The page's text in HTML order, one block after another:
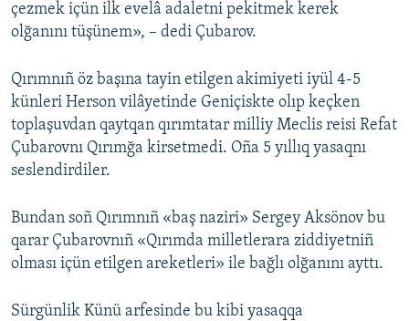
çezmek içün ilk evelâ adaletni pekitmek kerek
olğanını tüşünem», – dedi Çubarov.
Qırımnıñ öz başına tayin etilgen akimiyeti iyül 4-5
künleri Herson vilâyetinde Geniçiskte olıp keçken
toplaşuvdan qaytqan qırımtatar milliy Meclis reisi Refat
Çubarovnı Qırımğa kirsetmedi. Oña 5 yıllıq yasaqnı
seslendirdiler.
Bundan soñ Qırımnıñ «baş naziri» Sergey Aksönov bu
qarar Çubarovnıñ «Qırımda milletlerara ziddiyetniñ
olması içün etilgen areketleri» ile bağlı olğanını ayttı.
Sürgünlik Künü arfesinde bu kibi yasaqqa